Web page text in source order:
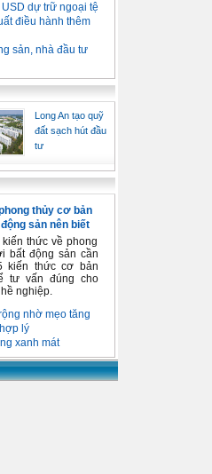
dự trữ ngoại tệ
điều hành thêm
sản, nhà đầu tư
Long An tạo quỹ
đất sạch hút đầu
tư
thủy cơ bản
sản nên biết
kiến thức về phong
bất động sản cần
kiến thức cơ bản
tư vấn đúng cho
nghiệp.
nhờ mẹo tăng
lý
xanh mát